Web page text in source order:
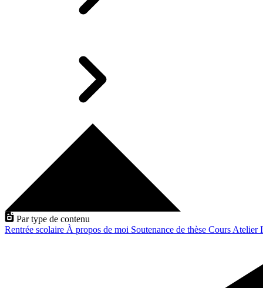
Par type de contenu
Rentrée scolaire À propos de moi Soutenance de thèse Cours Atelier